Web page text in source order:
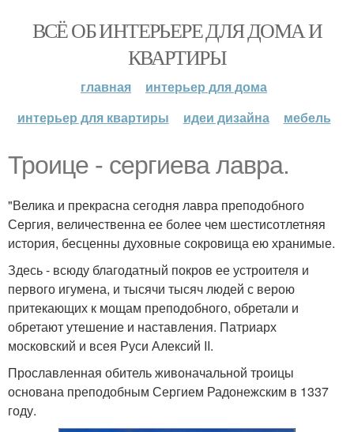
ВСЁ ОБ ИНТЕРЬЕРЕ ДЛЯ ДОМА И
КВАРТИРЫ
главная
интерьер для дома
интерьер для квартиры
идеи дизайна мебель
Троице - сергиева лавра.
"Велика и прекрасна сегодня лавра преподобного
Сергия, величественна ее более чем шестисотлетняя
история, бесценны духовные сокровища ею хранимые.
Здесь - всюду благодатный покров ее устроителя и
первого игумена, и тысячи тысяч людей с верою
притекающих к мощам преподобного, обретали и
обретают утешение и наставления. Патриарх
московский и всея Руси Алексий II.
Прославленная обитель живоначальной троицы
основана преподобным Сергием Радонежским в 1337
году.